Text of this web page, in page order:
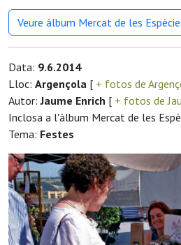
Veure àlbum Mercat de les
Data: 9.6.2014
Lloc: Argençola [ + fotos de
Autor:Jaume Enrich [ + fotos de
Inclosa a l'àlbum Mercat de les
Tema: Festes